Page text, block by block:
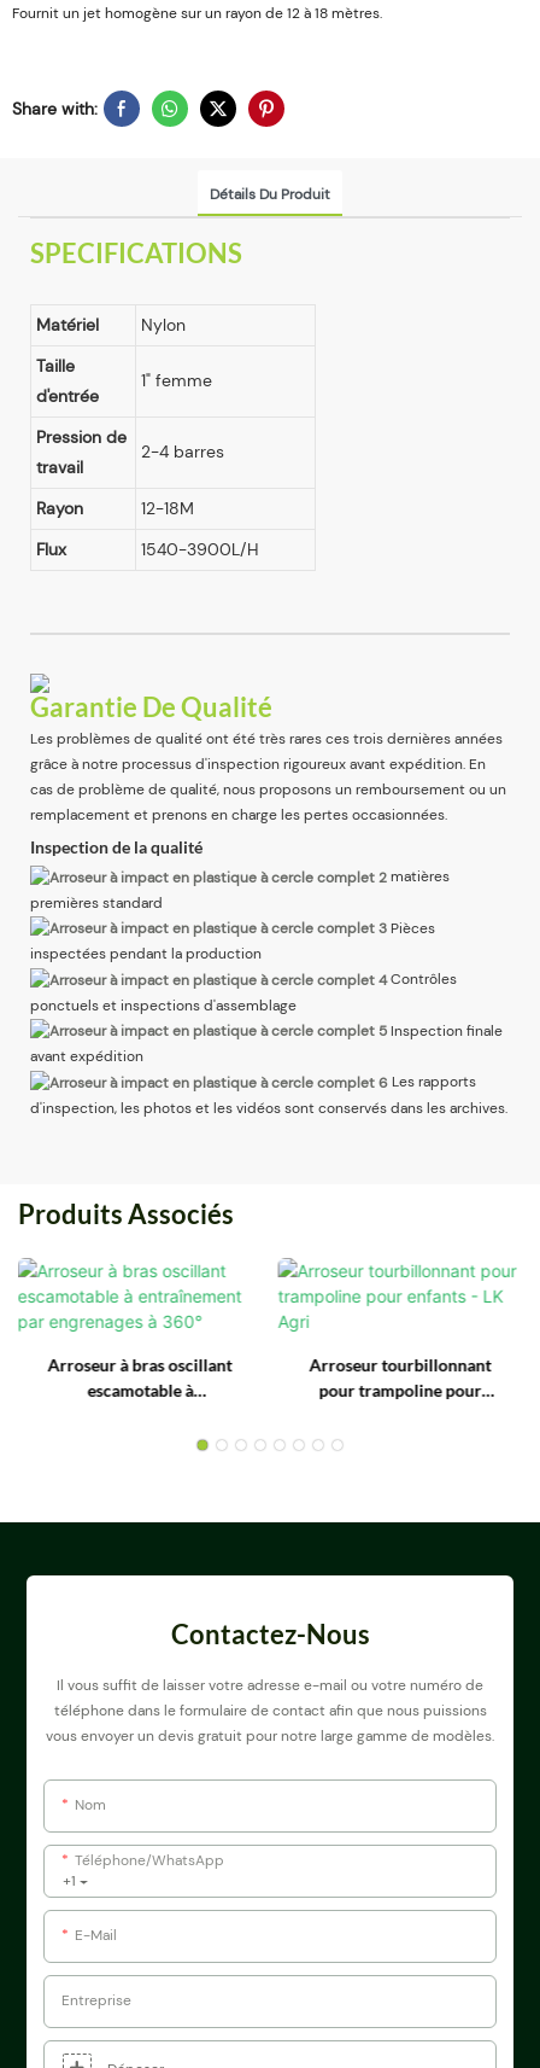
Fournit un jet homogène sur un rayon de 12 à 18 mètres.
Share with:
Détails Du Produit
SPECIFICATIONS
Matériel
Nylon
Taille
d'entrée
1" femme
Pression de
travail
2-4 barres
Rayon
12-18M
Flux
1540-3900L/H
Garantie De Qualité
Les problèmes de qualité ont été très rares ces trois dernières années
grâce à notre processus d'inspection rigoureux avant expédition. En
cas de problème de qualité, nous proposons un remboursement ou un
remplacement et prenons en charge les pertes occasionnées.
Inspection de la qualité
matières
premières standard
Pièces
inspectées pendant la production
Contrôles
ponctuels et inspections d'assemblage
Inspection finale
avant expédition
Les rapports
d'inspection, les photos et les vidéos sont conservés dans les archives.
Produits Associés
Arroseur à bras oscillant
escamotable à
engrenages à 360°
Arroseur tourbillonnant
pour trampoline pour
Contactez-Nous
Il vous suffit de laisser votre adresse e-mail ou votre numéro de
téléphone dans le formulaire de contact afin que nous puissions
vous envoyer un devis gratuit pour notre large gamme de modèles.
Nom
+1
Téléphone/WhatsApp
E-Mail
Entreprise